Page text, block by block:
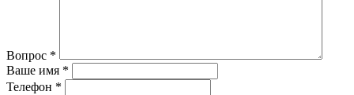
Вопрос *
Ваше имя *
Телефон *